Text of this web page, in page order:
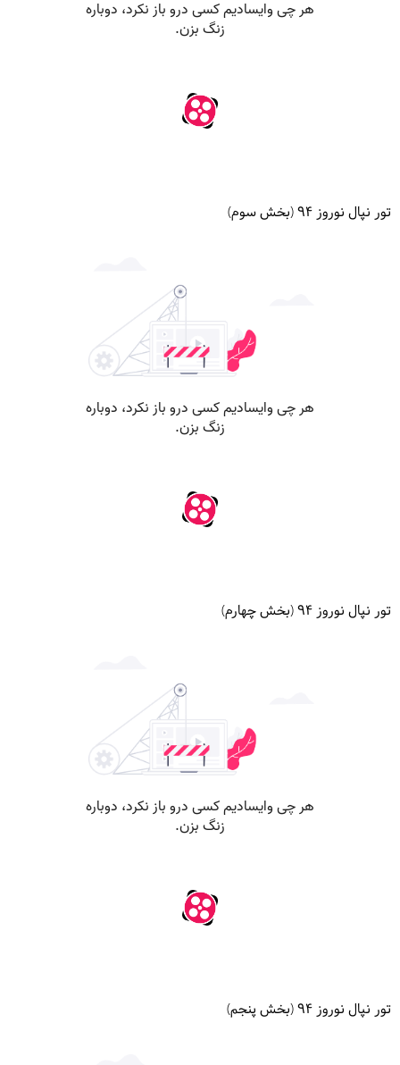
تور نپال نوروز ۹۴ (بخش سوم)
تور نپال نوروز ۹۴ (بخش چهارم)
تور نپال نوروز ۹۴ (بخش پنجم)